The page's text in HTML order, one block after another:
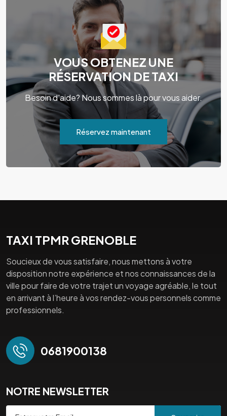
VOUS OBTENEZ UNE
RÉSERVATION DE TAXI
Besoin d'aide? Nous sommes là pour vous aider.
Réservez maintenant
TAXI TPMR GRENOBLE
Soucieux de vous satisfaire, nous mettons à votre
disposition notre expérience et nos connaissances de la
ville pour faire de votre trajet un voyage agréable, le tout
en arrivant à l’heure à vos rendez-vous personnels comme
professionnels.
0681900138
NOTRE NEWSLETTER